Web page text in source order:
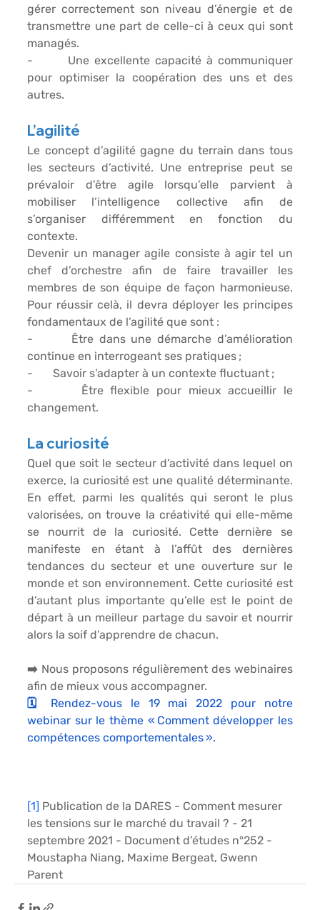
gérer correctement son niveau d’énergie et de
transmettre une part de celle-ci à ceux qui sont
managés.
-       Une excellente capacité à communiquer
pour optimiser la coopération des uns et des
autres.
L’agilité
Le concept d’agilité gagne du terrain dans tous
les secteurs d’activité. Une entreprise peut se
prévaloir d’être agile lorsqu’elle parvient à
mobiliser l’intelligence collective afin de
s’organiser différemment en fonction du
contexte.
Devenir un manager agile consiste à agir tel un
chef d’orchestre afin de faire travailler les
membres de son équipe de façon harmonieuse.
Pour réussir celà, il devra déployer les principes
fondamentaux de l’agilité que sont :
-       Être dans une démarche d’amélioration
continue en interrogeant ses pratiques ;
-       Savoir s’adapter à un contexte fluctuant ;
-       Être flexible pour mieux accueillir le
changement.
La curiosité
Quel que soit le secteur d’activité dans lequel on
exerce, la curiosité est une qualité déterminante.
En effet, parmi les qualités qui seront le plus
valorisées, on trouve la créativité qui elle-même
se nourrit de la curiosité. Cette dernière se
manifeste en étant à l’affût des dernières
tendances du secteur et une ouverture sur le
monde et son environnement. Cette curiosité est
d’autant plus importante qu’elle est le point de
départ à un meilleur partage du savoir et nourrir
alors la soif d’apprendre de chacun.
➡️ Nous proposons régulièrement des webinaires
afin de mieux vous accompagner.
🗓 Rendez-vous le 19 mai 2022 pour notre
webinar sur le thème « Comment développer les
compétences comportementales ».
[1] Publication de la DARES - Comment mesurer
les tensions sur le marché du travail ? - 21
septembre 2021 - Document d’études n°252 -
Moustapha Niang, Maxime Bergeat, Gwenn
Parent